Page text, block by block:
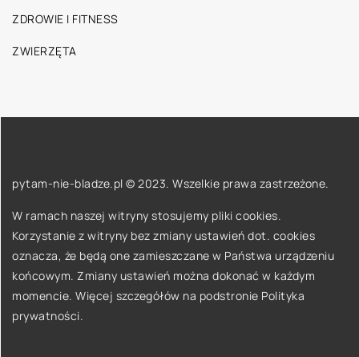
ZDROWIE I FITNESS
ZWIERZĘTA
pytam-nie-bladze.pl © 2023. Wszelkie prawa zastrzeżone.
W ramach naszej witryny stosujemy pliki cookies.
Korzystanie z witryny bez zmiany ustawień dot. cookies
oznacza, że będą one zamieszczane w Państwa urządzeniu
końcowym. Zmiany ustawień można dokonać w każdym
momencie. Więcej szczegółów na podstronie Polityka
prywatności.